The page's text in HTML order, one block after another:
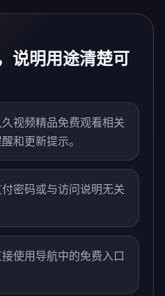
说明用途清楚可
视频精品免费观看相关
和更新提示。
密码或与访问说明无关
使用导航中的免费入口